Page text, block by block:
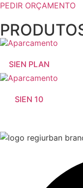
PEDIR ORÇAMENTO
SIEN PLAN
SIEN 10